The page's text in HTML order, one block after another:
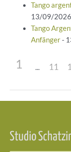
Tango
13/09/
Tango
Anfänger-
1 11
Studio